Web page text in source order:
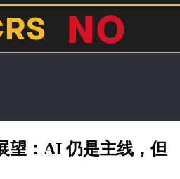
望：AI 仍是主线，但